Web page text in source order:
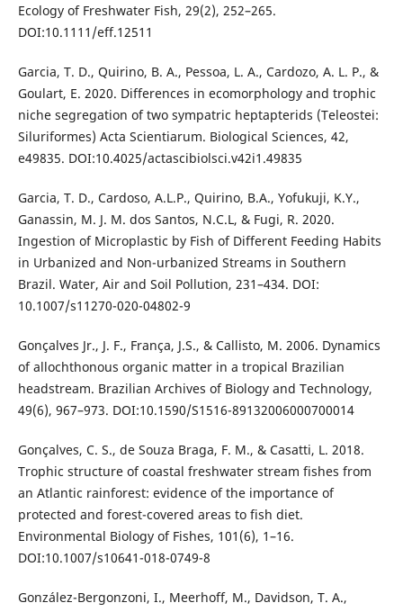
Ecology of Freshwater Fish, 29(2), 252–265.
DOI:10.1111/eff.12511
Garcia, T. D., Quirino, B. A., Pessoa, L. A., Cardozo, A. L. P., &
Goulart, E. 2020. Differences in ecomorphology and trophic
niche segregation of two sympatric heptapterids (Teleostei:
Siluriformes) Acta Scientiarum. Biological Sciences, 42,
e49835. DOI:10.4025/actascibiolsci.v42i1.49835
Garcia, T. D., Cardoso, A.L.P., Quirino, B.A., Yofukuji, K.Y.,
Ganassin, M. J. M. dos Santos, N.C.L, & Fugi, R. 2020.
Ingestion of Microplastic by Fish of Different Feeding Habits
in Urbanized and Non-urbanized Streams in Southern
Brazil. Water, Air and Soil Pollution, 231–434. DOI:
10.1007/s11270-020-04802-9
Gonçalves Jr., J. F., França, J.S., & Callisto, M. 2006. Dynamics
of allochthonous organic matter in a tropical Brazilian
headstream. Brazilian Archives of Biology and Technology,
49(6), 967–973. DOI:10.1590/S1516-89132006000700014
Gonçalves, C. S., de Souza Braga, F. M., & Casatti, L. 2018.
Trophic structure of coastal freshwater stream fishes from
an Atlantic rainforest: evidence of the importance of
protected and forest-covered areas to fish diet.
Environmental Biology of Fishes, 101(6), 1–16.
DOI:10.1007/s10641-018-0749-8
González-Bergonzoni, I., Meerhoff, M., Davidson, T. A.,